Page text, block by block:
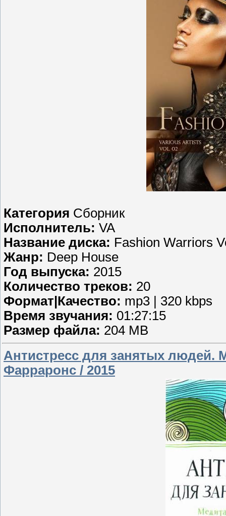
Категория Сборник
Исполнитель: VA
Название диска: Fashion Warriors
Жанр: Deep House
Год выпуска: 2015
Количество треков: 20
Формат|Качество: mp3 | 320 kbps
Время звучания: 01:27:15
Размер файла: 204 MB
Антистресс для занятых людей.
Фарраронс / 2015